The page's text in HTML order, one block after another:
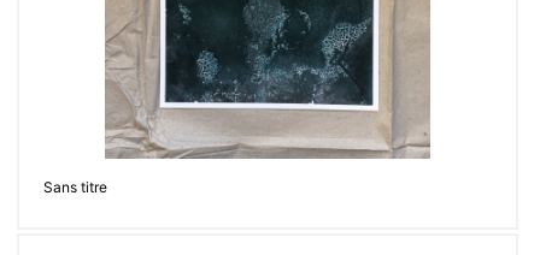
Sans titre